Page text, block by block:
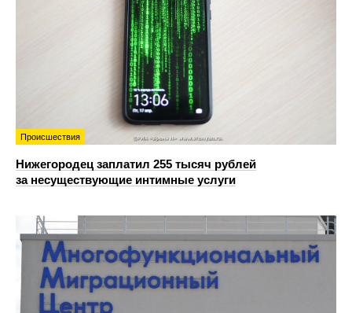
Происшествия
Нижегородец заплатил 255 тысяч рублей
за несуществующие интимные услуги